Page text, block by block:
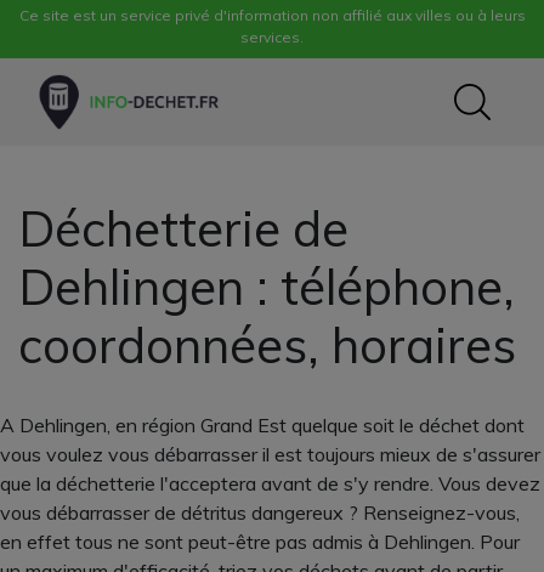
Ce site est un service privé d'information non affilié aux villes ou à leurs
services.
Déchetterie de
Dehlingen : téléphone,
coordonnées, horaires
A Dehlingen, en région Grand Est quelque soit le déchet dont
vous voulez vous débarrasser il est toujours mieux de s'assurer
que la déchetterie l'acceptera avant de s'y rendre. Vous devez
vous débarrasser de détritus dangereux ? Renseignez-vous,
en effet tous ne sont peut-être pas admis à Dehlingen. Pour